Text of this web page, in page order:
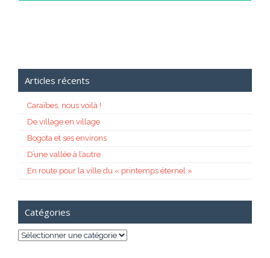
Articles récents
Caraïbes, nous voilà !
De village en village
Bogota et ses environs
D’une vallée à l’autre
En route pour la ville du « printemps éternel »
Catégories
Catégories